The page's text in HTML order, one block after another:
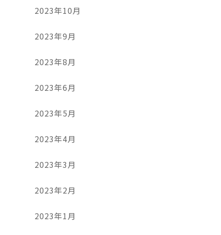
2023年10月
2023年9月
2023年8月
2023年6月
2023年5月
2023年4月
2023年3月
2023年2月
2023年1月